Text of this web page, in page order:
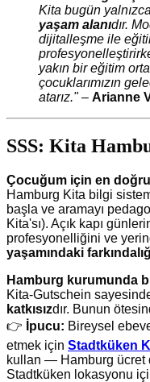
Kita bugün
yaşam alanıdır.
dijitalleşme ile
yakın bir eğitim
çocuklarımızın
atarız."– Arianne
SSS: Kita
Çocuğum için en
Hamburg Kita bilgi
başla ve aramayı
Kita'sı). Açık kapı
profesyonelliğini ve
yaşamındaki
Hamburg kurumunda
Kita-Gutschein
katkısızdır. Bunun
👉 İpucu: Bireysel
etmek için Stadtküken
kullan — Hamburg ücret
Stadtküken lokasyonu